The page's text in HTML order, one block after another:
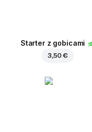
Starter z gobicami
3,50 €